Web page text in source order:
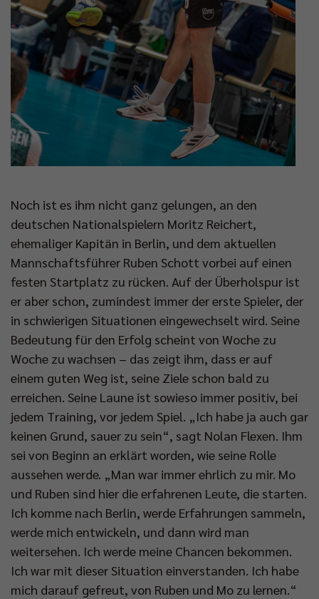
Noch ist es ihm nicht ganz gelungen, an den
deutschen Nationalspielern Moritz Reichert,
ehemaliger Kapitän in Berlin, und dem aktuellen
Mannschaftsführer Ruben Schott vorbei auf einen
festen Startplatz zu rücken. Auf der Überholspur ist
er aber schon, zumindest immer der erste Spieler, der
in schwierigen Situationen eingewechselt wird. Seine
Bedeutung für den Erfolg scheint von Woche zu
Woche zu wachsen – das zeigt ihm, dass er auf
einem guten Weg ist, seine Ziele schon bald zu
erreichen. Seine Laune ist sowieso immer positiv, bei
jedem Training, vor jedem Spiel. „Ich habe ja auch gar
keinen Grund, sauer zu sein“, sagt Nolan Flexen. Ihm
sei von Beginn an erklärt worden, wie seine Rolle
aussehen werde. „Man war immer ehrlich zu mir. Mo
und Ruben sind hier die erfahrenen Leute, die starten.
Ich komme nach Berlin, werde Erfahrungen sammeln,
werde mich entwickeln, und dann wird man
weitersehen. Ich werde meine Chancen bekommen.
Ich war mit dieser Situation einverstanden. Ich habe
mich darauf gefreut, von Ruben und Mo zu lernen.“